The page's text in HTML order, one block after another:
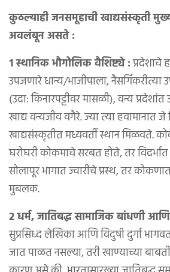
कुठल्याही जनसमूहाची खाद्यसंस्कृती
अवलंबून असते :
१ स्थानिक भौगोलिक वैशिष्ट्ये :प्रदेशाचे
उपजणारे धान्य/भाजीपाला,
(उदा: किनारपट्टीवर मासळी), वन्य
खाद्य वन्यजीव वगैरे. ज्या त्या हवामानात
खाद्यसंस्कृतीत मध्यवर्ती स्थान मिळवते.
घरोघरी कोकमाचे सरबत होते, तर
सोलापूर भागात ज्वारीचे प्रस्थ, तर
मुबलक.
२ धर्म, जातिबद्ध सामाजिक बांधणी
सुप्रसिध्द लेखिका आणि विदुषी दुर्गा
जात पाळत नसल्या, तरी खाण्याच्या